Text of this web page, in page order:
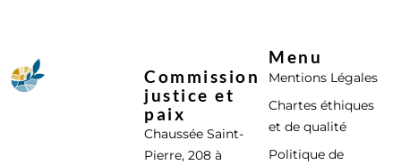
Commission
justice et
paix
Chaussée Saint-
Pierre, 208 à
Menu
Mentions Légales
Chartes éthiques
et de qualité
Politique de